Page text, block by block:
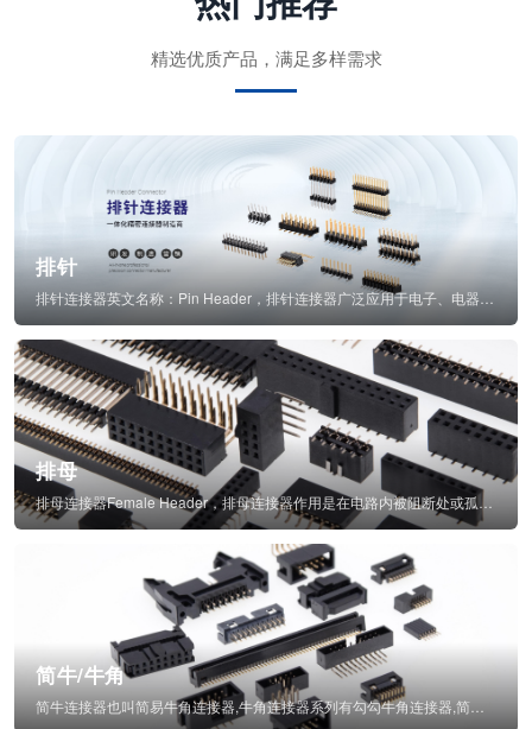
精选优质产品，满足多样需求
排针
排母
排母连接器Female Header，排母连接器作用是在电路内被阻断处或孤立不通...
简牛/牛角